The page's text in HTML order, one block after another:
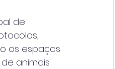
de
os espaços
animais